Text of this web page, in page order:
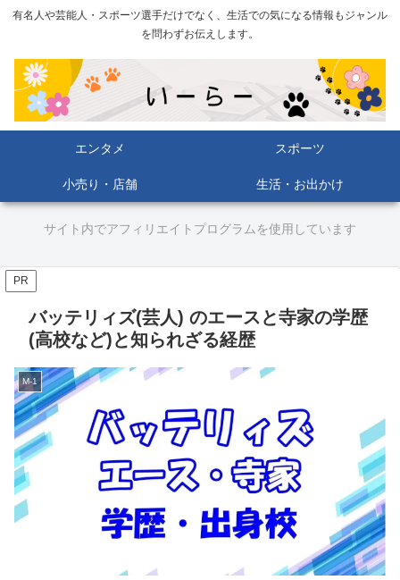
有名人や芸能人・スポーツ選手だけでなく、生活での気になる情報もジャンル
を問わずお伝えします。
エンタメ スポーツ
小売り・店舗 生活・お出かけ
サイト内でアフィリエイトプログラムを使用しています
PR
バッテリィズ(芸人) のエースと寺家の学歴
(高校など)と知られざる経歴
M-1